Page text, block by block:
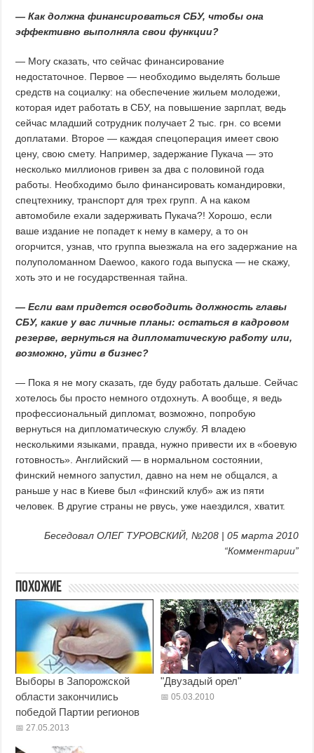
— Как должна финансироваться СБУ, чтобы она
эффективно выполняла свои функции?
— Могу сказать, что сейчас финансирование
недостаточное. Первое — необходимо выделять больше
средств на социалку: на обеспечение жильем молодежи,
которая идет работать в СБУ, на повышение зарплат, ведь
сейчас младший сотрудник получает 2 тыс. грн. со всеми
доплатами. Второе — каждая спецоперация имеет свою
цену, свою смету. Например, задержание Пукача — это
несколько миллионов гривен за два с половиной года
работы. Необходимо было финансировать командировки,
спецтехнику, транспорт для трех групп. А на каком
автомобиле ехали задерживать Пукача?! Хорошо, если
ваше издание не попадет к нему в камеру, а то он
огорчится, узнав, что группа выезжала на его задержание на
полуполоманном Daewoo, какого года выпуска — не скажу,
хоть это и не государственная тайна.
— Если вам придется освободить должность главы
СБУ, какие у вас личные планы: остаться в кадровом
резерве, вернуться на дипломатическую работу или,
возможно, уйти в бизнес?
— Пока я не могу сказать, где буду работать дальше. Сейчас
хотелось бы просто немного отдохнуть. А вообще, я ведь
профессиональный дипломат, возможно, попробую
вернуться на дипломатическую службу. Я владею
несколькими языками, правда, нужно привести их в «боевую
готовность». Английский — в нормальном состоянии,
финский немного запустил, давно на нем не общался, а
раньше у нас в Киеве был «финский клуб» аж из пяти
человек. В другие страны не рвусь, уже наездился, хватит.
Беседовал ОЛЕГ ТУРОВСКИЙ, №208 | 05 марта 2010
“Комментарии”
Похожие
Выборы в Запорожской
области закончились
победой Партии регионов
27.05.2013
"Двузадый орел"
05.03.2010